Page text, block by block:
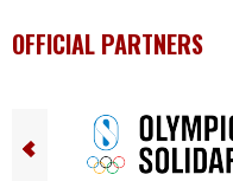
OFFICIAL PARTNERS